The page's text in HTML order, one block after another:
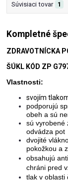
Súvisiaci tovar 1
Kompletné
ZDRAVOTNÍCKA
ŠÚKL KÓD ZP
Vlastnosti:
svojím
podporujú
obeh a sú
sú vyrobené
odvádza pot
dvojité
pokožkou a
obsahujú
chráni pred
tlak v oblasti